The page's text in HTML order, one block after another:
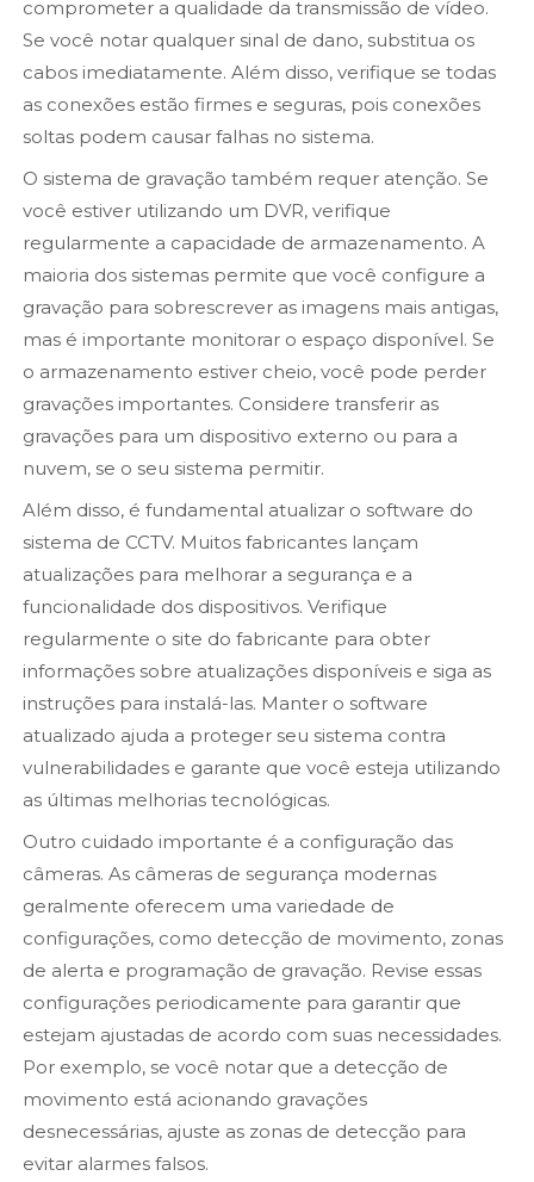
comprometer a qualidade da transmissão de vídeo.
Se você notar qualquer sinal de dano, substitua os
cabos imediatamente. Além disso, verifique se todas
as conexões estão firmes e seguras, pois conexões
soltas podem causar falhas no sistema.
O sistema de gravação também requer atenção. Se
você estiver utilizando um DVR, verifique
regularmente a capacidade de armazenamento. A
maioria dos sistemas permite que você configure a
gravação para sobrescrever as imagens mais antigas,
mas é importante monitorar o espaço disponível. Se
o armazenamento estiver cheio, você pode perder
gravações importantes. Considere transferir as
gravações para um dispositivo externo ou para a
nuvem, se o seu sistema permitir.
Além disso, é fundamental atualizar o software do
sistema de CCTV. Muitos fabricantes lançam
atualizações para melhorar a segurança e a
funcionalidade dos dispositivos. Verifique
regularmente o site do fabricante para obter
informações sobre atualizações disponíveis e siga as
instruções para instalá-las. Manter o software
atualizado ajuda a proteger seu sistema contra
vulnerabilidades e garante que você esteja utilizando
as últimas melhorias tecnológicas.
Outro cuidado importante é a configuração das
câmeras. As câmeras de segurança modernas
geralmente oferecem uma variedade de
configurações, como detecção de movimento, zonas
de alerta e programação de gravação. Revise essas
configurações periodicamente para garantir que
estejam ajustadas de acordo com suas necessidades.
Por exemplo, se você notar que a detecção de
movimento está acionando gravações
desnecessárias, ajuste as zonas de detecção para
evitar alarmes falsos.